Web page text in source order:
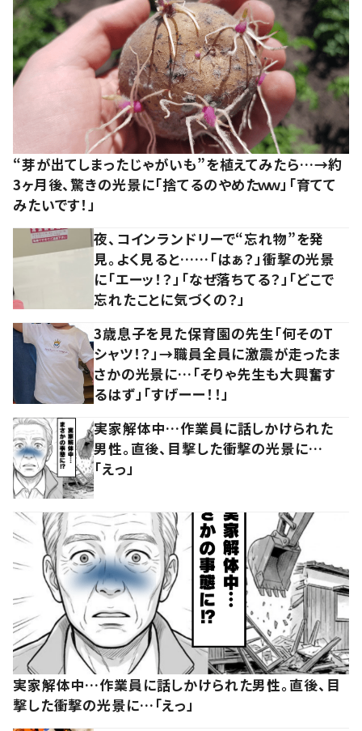
“芽が出てしまったじゃがいも”を植えてみたら…→約
3ヶ月後、驚きの光景に「捨てるのやめたｗｗ」「育てて
みたいです！」
夜、コインランドリーで“忘れ物”を発
見。よく見ると……「はぁ？」衝撃の光景
に「エーッ！？」「なぜ落ちてる？」「どこで
忘れたことに気づくの？」
3歳息子を見た保育園の先生「何そのT
シャツ！？」→職員全員に激震が走ったま
さかの光景に…「そりゃ先生も大興奮す
るはず」「すげーー！！」
実家解体中…作業員に話しかけられた
男性。直後、目撃した衝撃の光景に…
「えっ」
実家解体中…作業員に話しかけられた男性。直後、目
撃した衝撃の光景に…「えっ」